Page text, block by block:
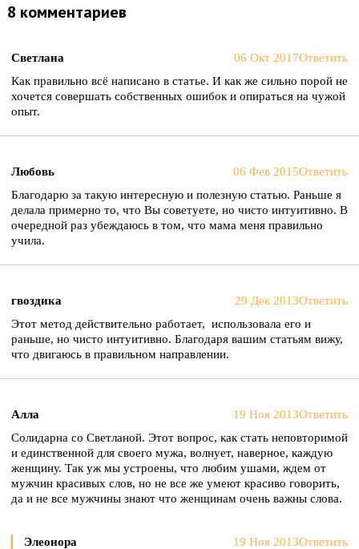
8 комментариев
Светлана 06 Окт 2017Ответить
Как правильно всё написано в статье. И как же сильно порой не
хочется совершать собственных ошибок и опираться на чужой
опыт.
Любовь 06 Фев 2015Ответить
Благодарю за такую интересную и полезную статью. Раньше я
делала примерно то, что Вы советуете, но чисто интуитивно. В
очередной раз убеждаюсь в том, что мама меня правильно
учила.
гвоздика 29 Дек 2013Ответить
Этот метод действительно работает, использовала его и
раньше, но чисто интуитивно. Благодаря вашим статьям вижу,
что двигаюсь в правильном направлении.
Алла 19 Ноя 2013Ответить
Солидарна со Светланой. Этот вопрос, как стать неповторимой
и единственной для своего мужа, волнует, наверное, каждую
женщину. Так уж мы устроены, что любим ушами, ждем от
мужчин красивых слов, но не все же умеют красиво говорить,
да и не все мужчины знают что женщинам очень важны слова.
Элеонора 19 Ноя 2013Ответить